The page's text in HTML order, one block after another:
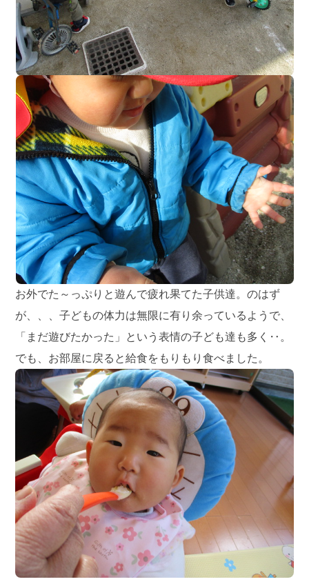
お外でた～っぷりと遊んで疲れ果てた子供達。のはず
が、、、子どもの体力は無限に有り余っているようで、
「まだ遊びたかった」という表情の子ども達も多く‥。
でも、お部屋に戻ると給食をもりもり食べました。